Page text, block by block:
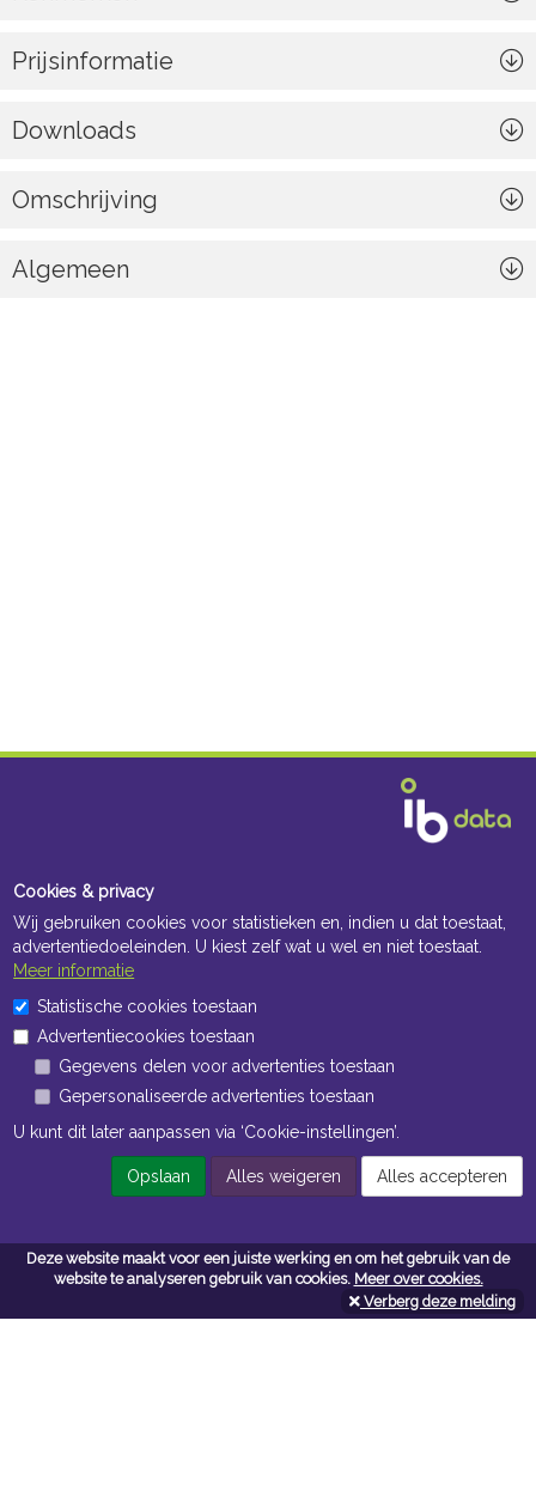
Deze website maakt voor een juiste werking en om het gebruik van de
website te analyseren gebruik van cookies. Meer over cookies.
Verberg deze melding
Prijsinformatie
Downloads
Omschrijving
Algemeen
Contacteer ons
Cookies & privacy
Wij gebruiken cookies voor statistieken en, indien u dat toestaat,
advertentiedoeleinden. U kiest zelf wat u wel en niet toestaat.
Meer informatie
Statistische cookies toestaan
Advertentiecookies toestaan
Gegevens delen voor advertenties toestaan
Gepersonaliseerde advertenties toestaan
U kunt dit later aanpassen via ‘Cookie-instellingen’.
Opslaan Alles weigeren Alles accepteren